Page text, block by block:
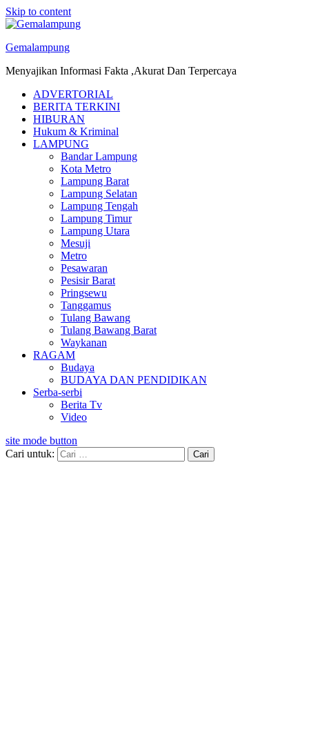
Skip to content
Gemalampung
Menyajikan Informasi Fakta ,Akurat Dan Terpercaya
ADVERTORIAL
BERITA TERKINI
HIBURAN
Hukum & Kriminal
LAMPUNG
Bandar Lampung
Kota Metro
Lampung Barat
Lampung Selatan
Lampung Tengah
Lampung Timur
Lampung Utara
Mesuji
Metro
Pesawaran
Pesisir Barat
Pringsewu
Tanggamus
Tulang Bawang
Tulang Bawang Barat
Waykanan
RAGAM
Budaya
BUDAYA DAN PENDIDIKAN
Serba-serbi
Berita Tv
Video
site mode button
Cari untuk: